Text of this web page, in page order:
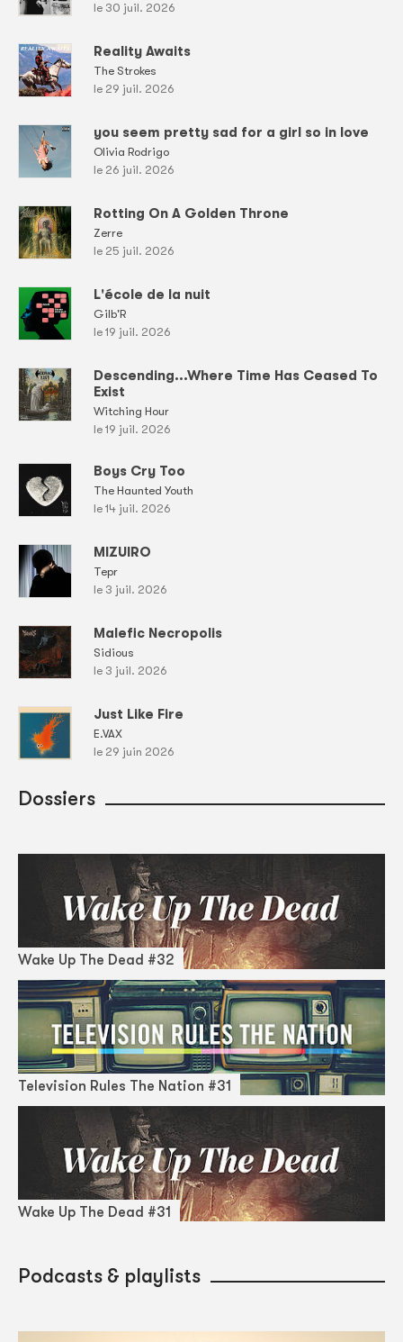
le 30 juil. 2026
Reality Awaits
The Strokes
le 29 juil. 2026
you seem pretty sad for a girl so in love
Olivia Rodrigo
le 26 juil. 2026
Rotting On A Golden Throne
Zerre
le 25 juil. 2026
L'école de la nuit
Gilb'R
le 19 juil. 2026
Descending...Where Time Has Ceased To
Exist
Witching Hour
le 19 juil. 2026
Boys Cry Too
The Haunted Youth
le 14 juil. 2026
MIZUIRO
Tepr
le 3 juil. 2026
Malefic Necropolis
Sidious
le 3 juil. 2026
Just Like Fire
E.VAX
le 29 juin 2026
Dossiers
Wake Up The Dead #32
Television Rules The Nation #31
Wake Up The Dead #31
Podcasts & playlists